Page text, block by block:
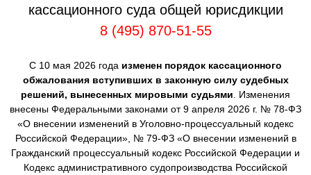
кассационного суда общей юрисдикции
8 (495) 870-51-55
С 10 мая 2026 года изменен порядок кассационного
обжалования вступивших в законную силу судебных
решений, вынесенных мировыми судьями . Изменения
внесены Федеральными законами от 9 апреля 2026 г. № 78-ФЗ
«О внесении изменений в Уголовно-процессуальный кодекс
Российской Федерации», № 79-ФЗ «О внесении изменений в
Гражданский процессуальный кодекс Российской Федерации и
Кодекс административного судопроизводства Российской